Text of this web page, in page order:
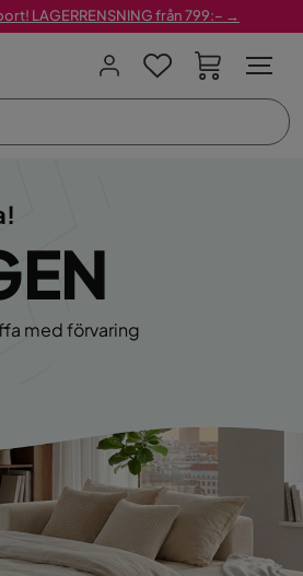
LAGERRENSNING från 799:– →
med förvaring